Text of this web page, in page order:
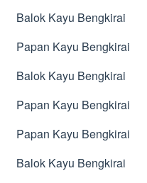
Balok Kayu Bengkirai
Papan Kayu Bengkirai
Balok Kayu Bengkirai
Papan Kayu Bengkirai
Papan Kayu Bengkirai
Balok Kayu Bengkirai